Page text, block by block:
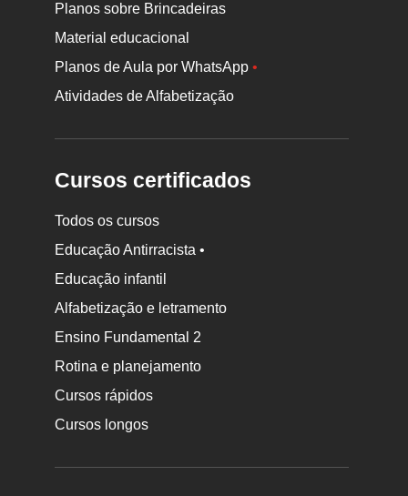
Planos sobre Brincadeiras
Material educacional
Planos de Aula por WhatsApp•
Atividades de Alfabetização
Cursos certificados
Todos os cursos
Educação Antirracista •
Educação infantil
Alfabetização e letramento
Ensino Fundamental 2
Rotina e planejamento
Cursos rápidos
Cursos longos